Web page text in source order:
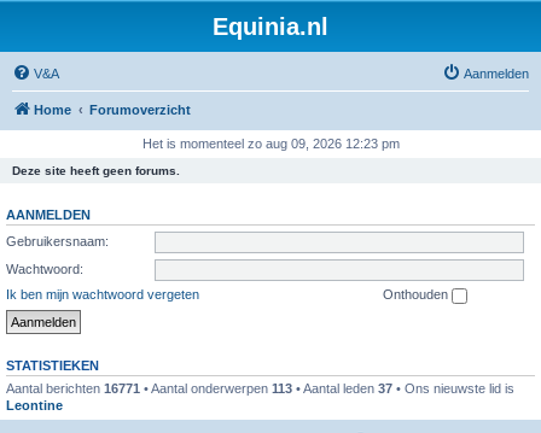
Equinia.nl
V&A Aanmelden
Home Forumoverzicht
Het is momenteel zo aug 09, 2026 12:23 pm
Deze site heeft geen forums.
AANMELDEN
Gebruikersnaam:
Wachtwoord:
Ik ben mijn wachtwoord vergeten
Onthouden
STATISTIEKEN
Aantal berichten 16771 • Aantal onderwerpen 113 • Aantal leden 37 • Ons nieuwste lid is
Leontine